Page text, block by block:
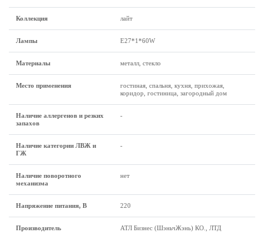
Коллекция лайт
Лампы Е27*1*60W
Материалы металл, стекло
Место применения
гостиная, спальня, кухня, прихожая,
коридор, гостиница, загородный дом
Наличие аллергенов и резких
запахов
-
Наличие категории ЛВЖ и
ГЖ
-
Наличие поворотного
механизма
нет
Напряжение питания, В 220
Производитель АТЛ Бизнес (ШэньчЖэнь) КО., ЛТД